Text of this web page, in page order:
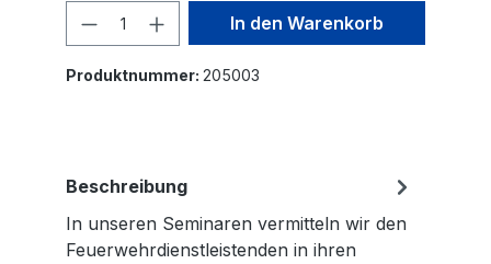
Produkt Anzahl: Gib den
In den Warenkorb
Produktnummer: 205003
Beschreibung
In unseren Seminaren vermitteln wir den
Feuerwehrdienstleistenden in ihren